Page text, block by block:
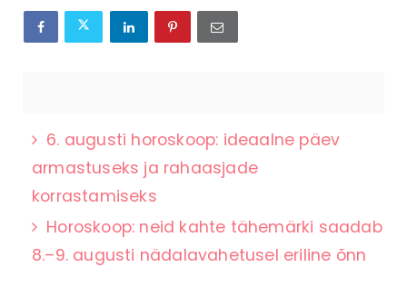
6. augusti horoskoop: ideaalne päev
armastuseks ja rahaasjade
korrastamiseks
Horoskoop: neid kahte tähemärki saadab
8.–9. augusti nädalavahetusel eriline õnn